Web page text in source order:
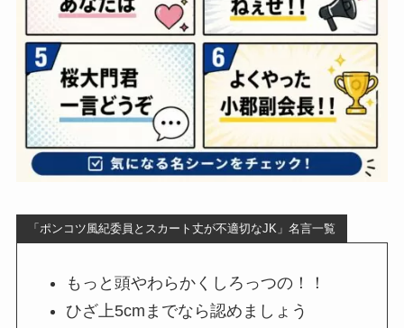
「ポンコツ風紀委員とスカート丈が不適切なJK」名言一覧
もっと頭やわらかくしろっつの！！
ひざ上5cmまでなら認めましょう